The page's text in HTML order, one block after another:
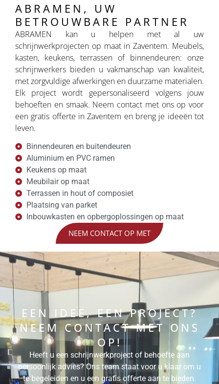
ABRAMEN, UW
BETROUWBARE PARTNER
ABRAMEN kan u helpen met al uw
schrijnwerkprojecten op maat in Zaventem. Meubels,
kasten, keukens, terrassen of binnendeuren: onze
schrijnwerkers bieden u vakmanschap van kwaliteit,
met zorgvuldige afwerkingen en duurzame materialen.
Elk project wordt gepersonaliseerd volgens jouw
behoeften en smaak. Neem contact met ons op voor
een gratis offerte in Zaventem en breng je ideeën tot
leven.
Binnendeuren en buitendeuren
Aluminium en PVC ramen
Keukens op maat
Meubilair op maat
Terrassen in hout of composiet
Plaatsing van parket
Inbouwkasten en opbergoplossingen op maat
NEEM CONTACT OP MET
EEN IDEE, EEN PROJECT?
NEEM CONTACT MET ONS
OP!
Heeft u een schrijnwerkproject of behoefte aan
persoonlijk advies? Ons team staat voor u klaar om u
te begeleiden en u een gratis offerte aan te bieden.